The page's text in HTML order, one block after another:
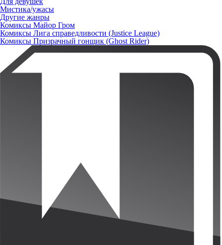
Мистика/ужасы
Другие жанры
Комиксы Майор Гром
Комиксы Лига справедливости (Justice League)
Комиксы Призрачный гонщик (Ghost Rider)